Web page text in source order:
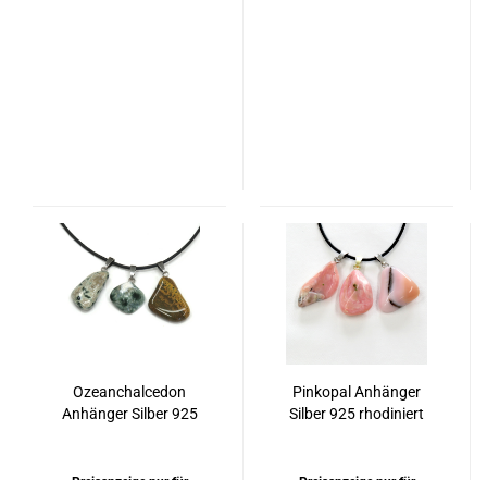
Ozeanchalcedon
Anhänger Silber 925
Pinkopal Anhänger
Silber 925 rhodiniert